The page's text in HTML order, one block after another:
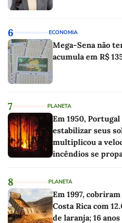
6 ECONOMIA
Mega-Sena não
acumula em R$
7 PLANETA
Em 1950,
estabilizar seus
multiplicou a
incêndios se
8 PLANETA
Em 1997,
Costa Rica com
de laranja; 16